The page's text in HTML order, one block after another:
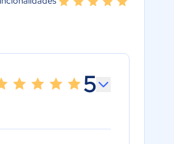
5